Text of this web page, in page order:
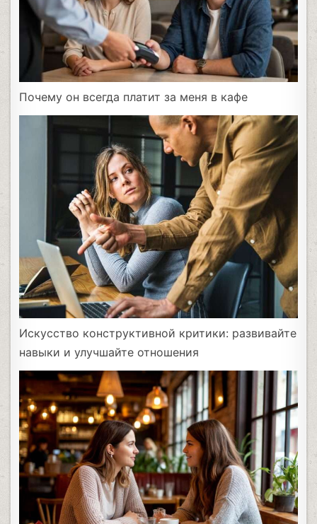
Почему он всегда платит за меня в кафе
Искусство конструктивной критики: развивайте
навыки и улучшайте отношения